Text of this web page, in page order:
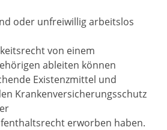
oder unfreiwillig arbeitslos
von einem
ableiten können
Existenzmittel und
Krankenversicherungsschutz
erworben haben.